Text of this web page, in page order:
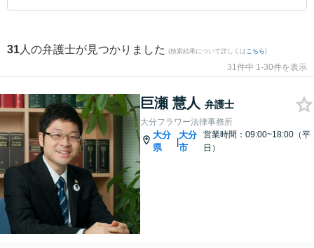
31 人の弁護士が見つかりました (検索結果について詳しくは こちら)
31件中 1-30件を表示
巨瀬 慧人 弁護士
大分フラワー法律事務所
大分
県
|
大分
市
営業時間：09:00~18:00（平
日）